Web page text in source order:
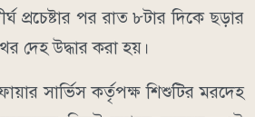
প্রচেষ্টার পর রাত ৮টার দিকে ছড়ার
দেহ উদ্ধার করা হয়।
সার্ভিস কর্তৃপক্ষ শিশুটির মরদেহ